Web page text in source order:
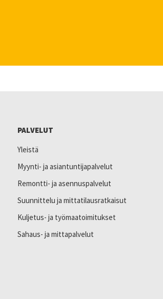
PALVELUT
Yleistä
Myynti- ja asiantuntijapalvelut
Remontti- ja asennuspalvelut
Suunnittelu ja mittatilausratkaisut
Kuljetus- ja työmaatoimitukset
Sahaus- ja mittapalvelut